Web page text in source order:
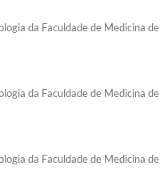
da Faculdade de Medicina de
da Faculdade de Medicina de
da Faculdade de Medicina de